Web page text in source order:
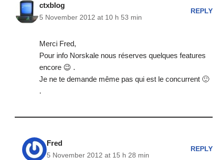
ctxblog
5 November 2012 at 10 h 53 min
REPLY
Merci Fred,
Pour info Norskale nous réserves quelques features
encore 😉 .
Je ne te demande même pas qui est le concurrent 🙂
.
Fred
5 November 2012 at 15 h 28 min
REPLY